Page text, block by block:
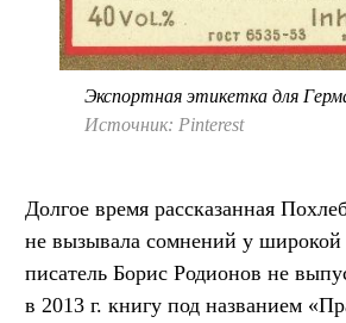
Экспортная этикетка для
Источник: Pinterest
Долгое время рассказанная
не вызывала сомнений у широкой
писатель Борис Родионов не
в 2013 г. книгу под названием